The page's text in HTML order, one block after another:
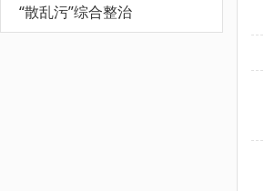
“散乱污”综合整治